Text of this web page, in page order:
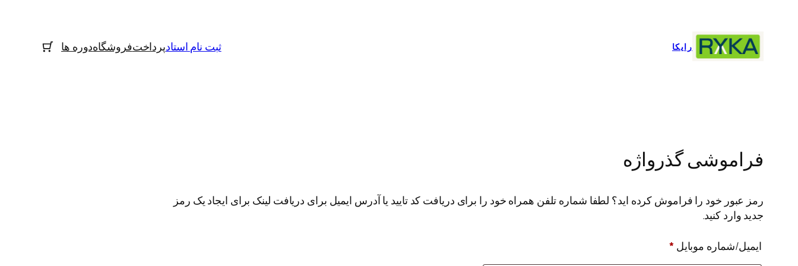
رایکا ثبت نام استادپرداختفروشگاهدوره ها
فراموشی گذرواژه
رمز عبور خود را فراموش کرده اید؟ لطفا شماره تلفن همراه خود را برای دریافت کد تایید یا آدرس ایمیل برای دریافت لینک برای ایجاد یک رمز
جدید وارد کنید.
ایمیل/شماره موبایل *